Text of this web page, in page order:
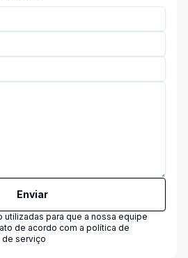
Enviar
utilizadas para que a nossa equipe
de acordo com a política de
serviço